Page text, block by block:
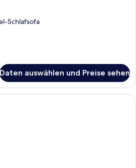
Schlafsofa
Daten auswählen und Preise sehen